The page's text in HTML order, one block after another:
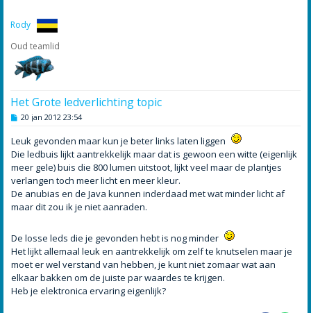
Rody
Oud teamlid
Het Grote ledverlichting topic
B
i
c
t
20 jan 2012 23:54
Leuk gevonden maar kun je beter links laten liggen
Die ledbuis lijkt aantrekkelijk maar dat is gewoon een witte (eigenlijk
meer gele) buis die 800 lumen uitstoot, lijkt veel maar de plantjes
verlangen toch meer licht en meer kleur.
De anubias en de Java kunnen inderdaad met wat minder licht af
maar dit zou ik je niet aanraden.
De losse leds die je gevonden hebt is nog minder
Het lijkt allemaal leuk en aantrekkelijk om zelf te knutselen maar je
moet er wel verstand van hebben, je kunt niet zomaar wat aan
elkaar bakken om de juiste par waardes te krijgen.
Heb je elektronica ervaring eigenlijk?